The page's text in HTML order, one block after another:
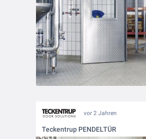
vor 2 Jahren
Teckentrup PENDELTÜR